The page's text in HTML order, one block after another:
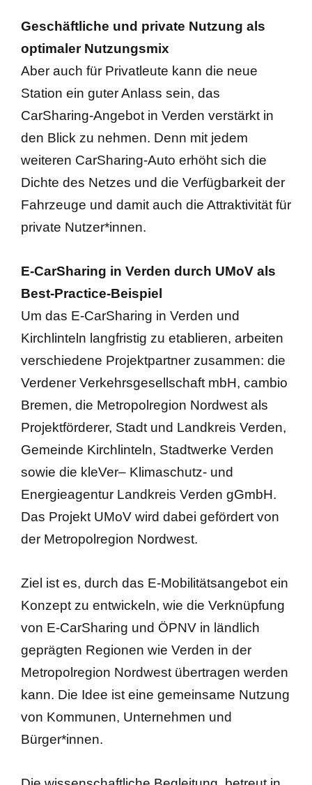
Geschäftliche und private Nutzung als
optimaler Nutzungsmix
Aber auch für Privatleute kann die neue
Station ein guter Anlass sein, das
CarSharing-Angebot in Verden verstärkt in
den Blick zu nehmen. Denn mit jedem
weiteren CarSharing-Auto erhöht sich die
Dichte des Netzes und die Verfügbarkeit der
Fahrzeuge und damit auch die Attraktivität für
private Nutzer*innen.
E-CarSharing in Verden durch UMoV als
Best-Practice-Beispiel
Um das E-CarSharing in Verden und
Kirchlinteln langfristig zu etablieren, arbeiten
verschiedene Projektpartner zusammen: die
Verdener Verkehrsgesellschaft mbH, cambio
Bremen, die Metropolregion Nordwest als
Projektförderer, Stadt und Landkreis Verden,
Gemeinde Kirchlinteln, Stadtwerke Verden
sowie die kleVer– Klimaschutz- und
Energieagentur Landkreis Verden gGmbH.
Das Projekt UMoV wird dabei gefördert von
der Metropolregion Nordwest.
Ziel ist es, durch das E-Mobilitätsangebot ein
Konzept zu entwickeln, wie die Verknüpfung
von E-CarSharing und ÖPNV in ländlich
geprägten Regionen wie Verden in der
Metropolregion Nordwest übertragen werden
kann. Die Idee ist eine gemeinsame Nutzung
von Kommunen, Unternehmen und
Bürger*innen.